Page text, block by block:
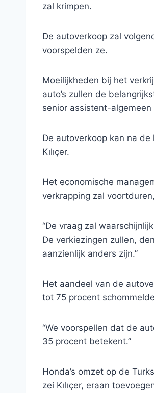
zal krimpen.
De autoverkoop zal
voorspelden ze.
Moeilijkheden bij het
auto’s zullen de
senior assistent-
De autoverkoop kan na
Kılıçer.
Het economische
verkrapping zal
“De vraag zal
De verkiezingen zullen,
aanzienlijk anders zijn.”
Het aandeel van de
tot 75 procent
“We voorspellen dat de
35 procent betekent.”
Honda’s omzet op de
zei Kılıçer, eraan